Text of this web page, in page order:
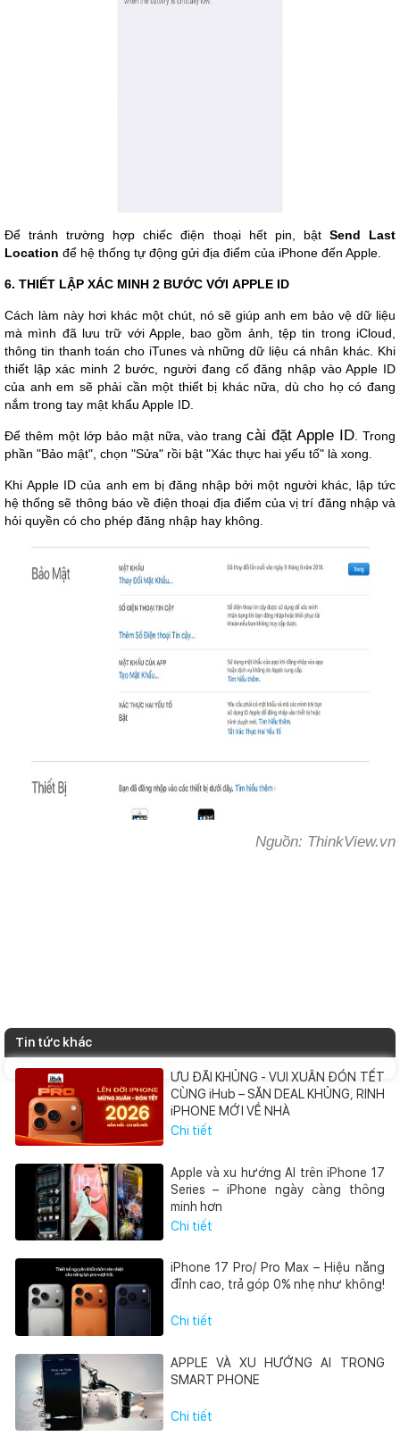
Để tránh trường hợp chiếc điện thoại hết pin, bật Send Last
Location để hệ thống tự động gửi địa điểm của iPhone đến Apple.
6. THIẾT LẬP XÁC MINH 2 BƯỚC VỚI APPLE ID
Cách làm này hơi khác một chút, nó sẽ giúp anh em bảo vệ dữ liệu
mà mình đã lưu trữ với Apple, bao gồm ảnh, tệp tin trong iCloud,
thông tin thanh toán cho iTunes và những dữ liệu cá nhân khác. Khi
thiết lập xác minh 2 bước, người đang cố đăng nhập vào Apple ID
của anh em sẽ phải cần một thiết bị khác nữa, dù cho họ có đang
nắm trong tay mật khẩu Apple ID.
Để thêm một lớp bảo mật nữa, vào trangcài đặt Apple ID . Trong
phần "Bảo mật", chọn "Sửa" rồi bật "Xác thực hai yếu tố" là xong.
Khi Apple ID của anh em bị đăng nhập bởi một người khác, lập tức
hệ thống sẽ thông báo về điện thoại địa điểm của vị trí đăng nhập và
hỏi quyền có cho phép đăng nhập hay không.
Nguồn: ThinkView.vn
Tin tức khác
ƯU ĐÃI KHỦNG - VUI XUÂN ĐÓN TẾT
CÙNG iHub – SĂN DEAL KHỦNG, RINH
iPHONE MỚI VỀ NHÀ
Chi tiết
Apple và xu hướng AI trên iPhone 17
Series – iPhone ngày càng thông
minh hơn
Chi tiết
iPhone 17 Pro/ Pro Max – Hiệu năng
đỉnh cao, trả góp 0% nhẹ như không!
Chi tiết
APPLE VÀ XU HƯỚNG AI TRONG
SMART PHONE
Chi tiết